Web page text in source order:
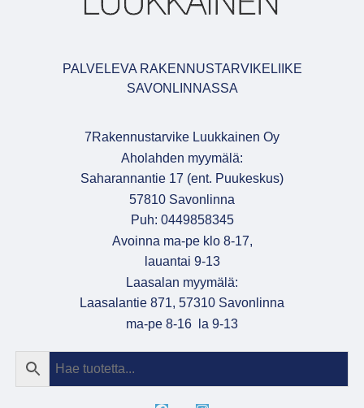
PALVELEVA RAKENNUSTARVIKELIIKE
SAVONLINNASSA
7Rakennustarvike Luukkainen Oy
Aholahden myymälä:
Saharannantie 17 (ent. Puukeskus)
57810 Savonlinna
Puh: 0449858345
Avoinna ma-pe klo 8-17,
lauantai 9-13
Laasalan myymälä:
Laasalantie 871, 57310 Savonlinna
ma-pe 8-16 la 9-13